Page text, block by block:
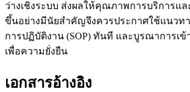
ว่างเชิงระบบ ส่งผลให้คุณภาพการบริการแ
ขึ้นอย่างมีนัยสำคัญจึงควรประกาศใช้แนวท
การปฏิบัติงาน (SOP) ทันที และบูรณาการเข้
เพื่อความยั่งยืน
เอกสารอ้างอิง